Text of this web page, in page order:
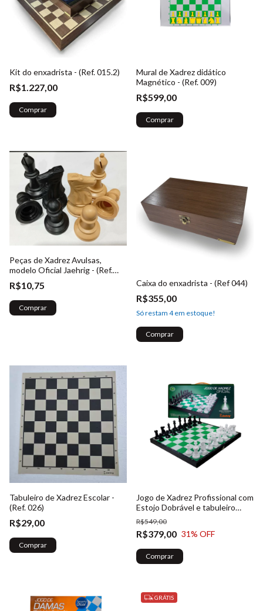
Kit do enxadrista - (Ref. 015.2)
R$1.227,00
Mural de Xadrez didático
Magnético - (Ref. 009)
R$599,00
Comprar
Peças de Xadrez Avulsas,
modelo Oficial Jaehrig - (Ref.
014)
R$10,75
Comprar
Caixa do enxadrista - (Ref 044)
R$355,00
Só restam 4em estoque!
Tabuleiro de Xadrez Escolar -
(Ref. 026)
R$29,00
Comprar
Jogo de Xadrez Profissional com
Estojo Dobrável e tabuleiro
embutido (Verde e Branco) -
(Ref. 018)
R$379,00
R$549,00
31% OFF
Comprar
GRÁTIS